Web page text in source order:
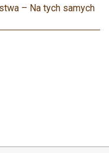
– Na tych samych